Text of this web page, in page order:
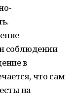
соблюдении
в
что сам
на